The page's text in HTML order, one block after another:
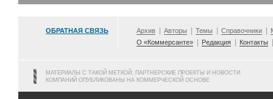
ОБРАТНАЯ СВЯЗЬ Архив Авторы Темы Справочники
О «Коммерсанте»
Редакция Контакты
МАТЕРИАЛЫ С ТАКОЙ МЕТКОЙ, ПАРТНЕРСКИЕ ПРОЕКТЫ И НОВОСТИ
КОМПАНИЙ ОПУБЛИКОВАНЫ НА КОММЕРЧЕСКОЙ ОСНОВЕ